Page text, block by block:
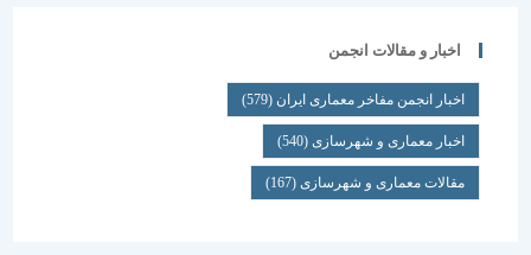
اخبار و مقالات انجمن
اخبار انجمن مفاخر معماری ایران (579)
اخبار معماری و شهرسازی(540)
مقالات معماری و شهرسازی(167)